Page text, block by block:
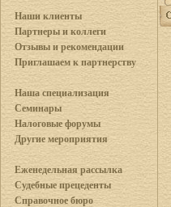
Наши клиенты
Партнеры и коллеги
Отзывы и рекомендации
Приглашаем к партнерству
Наша специализация
Семинары
Налоговые форумы
Другие мероприятия
Еженедельная рассылка
Судебные прецеденты
Справочное бюро